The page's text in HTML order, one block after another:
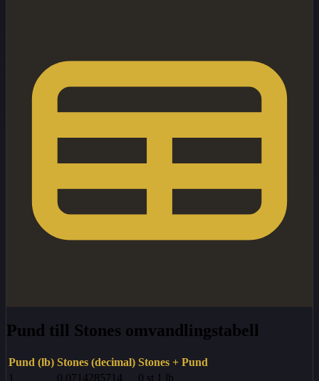
Pund till Stones omvandlingstabell
Pund (lb) Stones (decimal) Stones + Pund
1
0.0714285714 0 st 1 lb